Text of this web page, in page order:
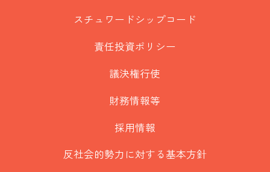
スチュワードシップコード
責任投資ポリシー
議決権行使
財務情報等
採用情報
反社会的勢力に対する基本方針